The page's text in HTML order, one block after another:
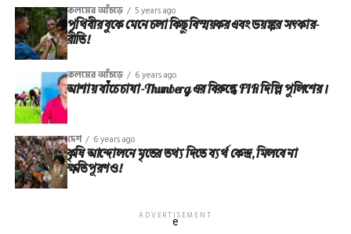
কলমের আঁচড়ে 5 years ago
পৃথিবীর বুকে মেনে চলা কিছু বিস্ময়কর এবং ভয়ঙ্কর সত্‍কার-
রীতি!
কলমের আঁচড়ে 6 years ago
আশায় বাঁচে চাষা-Thunberg এর বিরুদ্ধে FIR দিল্লি পুলিশের।
দেশ 6 years ago
কৃষি আন্দোলনে মৃতের তথ‌্য দিতে ব্যর্থ কেন্দ্র, মিলবে না
ক্ষতিপূরণও!
ADVERTISEMENT
e